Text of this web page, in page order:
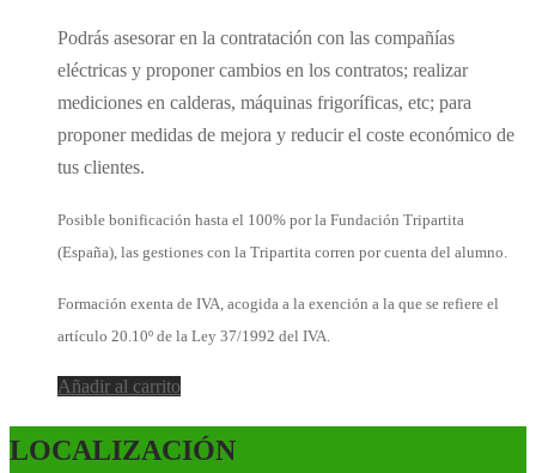
Podrás asesorar en la contratación con las compañías
eléctricas y proponer cambios en los contratos; realizar
mediciones en calderas, máquinas frigoríficas, etc; para
proponer medidas de mejora y reducir el coste económico de
tus clientes.
Posible bonificación hasta el 100% por la Fundación Tripartita
(España), las gestiones con la Tripartita corren por cuenta del alumno.
Formación exenta de IVA, acogida a la exención a la que se refiere el
artículo 20.10º de la Ley 37/1992 del IVA.
Añadir al carrito
LOCALIZACIÓN